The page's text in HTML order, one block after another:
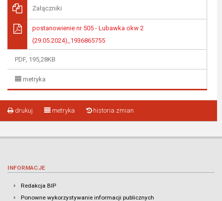
Załączniki
postanowienie nr 505 - Lubawka okw 2
(29.05.2024)_1936865755
PDF, 195,28KB
metryka
drukuj metryka historia zmian
INFORMACJE
Redakcja BIP
Ponowne wykorzystywanie informacji publicznych